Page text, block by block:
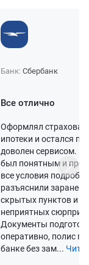
Банк: Сбербанк
Все отлично
Оформлял
ипотеки и остался
доволен сервисом.
был понятным и
все условия подробно
разъяснили заранее,
скрытых пунктов и
неприятных
Документы
оперативно, полис
банке без зам...